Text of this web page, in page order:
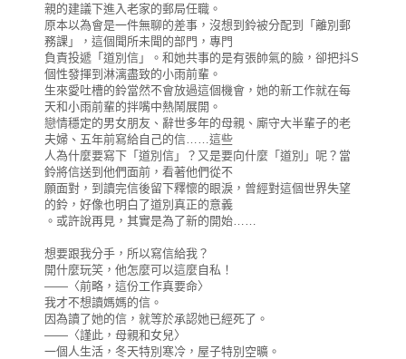
親的建議下進入老家的郵局任職。
原本以為會是一件無聊的差事，沒想到鈴被分配到「離別郵
務課」，這個聞所未聞的部門，專門
負責投遞「道別信」。和她共事的是有張帥氣的臉，卻把抖S
個性發揮到淋漓盡致的小雨前輩。
生來愛吐槽的鈴當然不會放過這個機會，她的新工作就在每
天和小雨前輩的拌嘴中熱鬧展開。
戀情穩定的男女朋友、辭世多年的母親、廝守大半輩子的老
夫婦、五年前寫給自己的信……這些
人為什麼要寫下「道別信」？又是要向什麼「道別」呢？當
鈴將信送到他們面前，看著他們從不
願面對，到讀完信後留下釋懷的眼淚，曾經對這個世界失望
的鈴，好像也明白了道別真正的意義
。或許說再見，其實是為了新的開始……
想要跟我分手，所以寫信給我？
開什麼玩笑，他怎麼可以這麼自私！
——〈前略，這份工作真要命〉
我才不想讀媽媽的信。
因為讀了她的信，就等於承認她已經死了。
——〈謹此，母親和女兒〉
一個人生活，冬天特別寒冷，屋子特別空曠。